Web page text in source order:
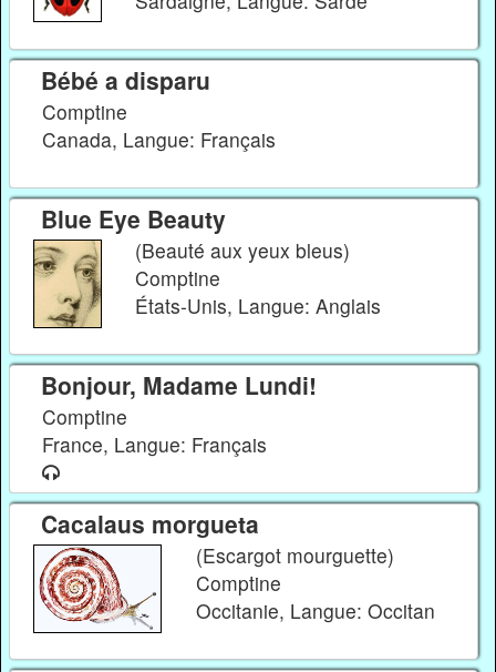
Bébé a disparu
Comptine
Canada, Langue: Français
Blue Eye Beauty
(Beauté aux yeux bleus)
Comptine
États-Unis, Langue: Anglais
Bonjour, Madame Lundi!
Comptine
France, Langue: Français
Cacalaus morgueta
(Escargot mourguette)
Comptine
Occitanie, Langue: Occitan